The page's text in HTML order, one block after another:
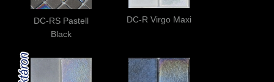
DC-RS Pastell
Black
DC-R Virgo Maxi